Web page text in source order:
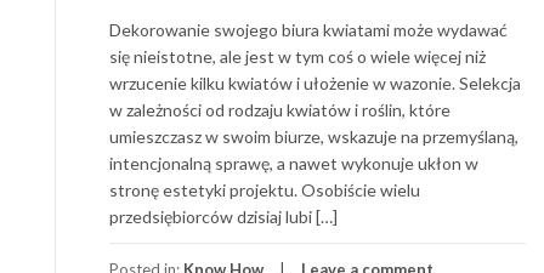
Dekorowanie swojego biura kwiatami może wydawać
się nieistotne, ale jest w tym coś o wiele więcej niż
wrzucenie kilku kwiatów i ułożenie w wazonie. Selekcja
w zależności od rodzaju kwiatów i roślin, które
umieszczasz w swoim biurze, wskazuje na przemyślaną,
intencjonalną sprawę, a nawet wykonuje ukłon w
stronę estetyki projektu. Osobiście wielu
przedsiębiorców dzisiaj lubi […]